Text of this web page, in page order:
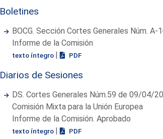
Boletines
BOCG. Sección Cortes Generales Núm.
Informe de la Comisión
texto íntegro | PDF
Diarios de Sesiones
DS. Cortes Generales Núm.59 de 09/04/
Comisión Mixta para la Unión Europea
Informe de la Comisión. Aprobado
texto íntegro | PDF